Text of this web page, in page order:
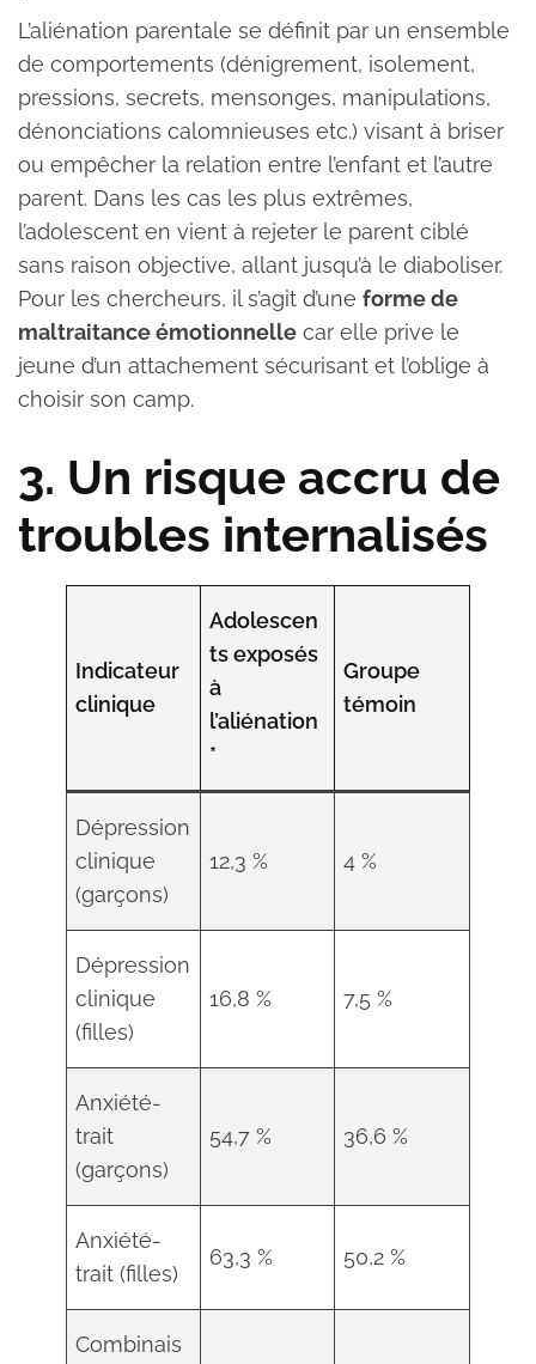
L’aliénation parentale se définit par un ensemble
de comportements (dénigrement, isolement,
pressions, secrets, mensonges, manipulations,
dénonciations calomnieuses etc.) visant à briser
ou empêcher la relation entre l’enfant et l’autre
parent. Dans les cas les plus extrêmes,
l’adolescent en vient à rejeter le parent ciblé
sans raison objective, allant jusqu’à le diaboliser.
Pour les chercheurs, il s’agit d’une forme de
maltraitance émotionnelle car elle prive le
jeune d’un attachement sécurisant et l’oblige à
choisir son camp.
3. Un risque accru de
troubles internalisés
Indicateur
clinique
Adolescen
ts exposés
à
l’aliénation
*
Groupe
témoin
Dépression
clinique
(garçons)
12,3 % 4 %
Dépression
clinique
(filles)
16,8 % 7,5 %
Anxiété-
trait
(garçons)
54,7 % 36,6 %
Anxiété-
trait (filles)
63,3 % 50,2 %
Combinais